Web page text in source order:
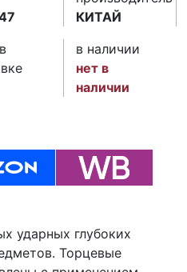
КИТАЙ
в наличии
нет в
наличии
ударных глубоких
Торцевые